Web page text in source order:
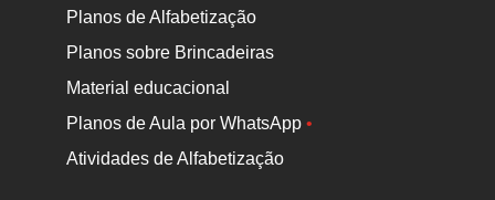
Planos de Alfabetização
Planos sobre Brincadeiras
Material educacional
Planos de Aula por WhatsApp•
Atividades de Alfabetização